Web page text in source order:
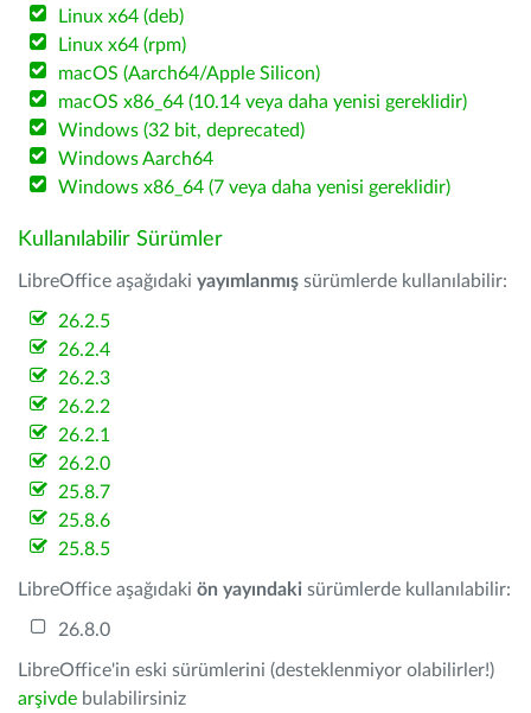
Linux x64 (deb)
Linux x64 (rpm)
macOS (Aarch64/Apple Silicon)
macOS x86_64 (10.14 veya daha yenisi gereklidir)
Windows (32 bit, deprecated)
Windows Aarch64
Windows x86_64 (7 veya daha yenisi gereklidir)
Kullanılabilir Sürümler
LibreOffice aşağıdaki yayımlanmış sürümlerde kullanılabilir:
26.2.5
26.2.4
26.2.3
26.2.2
26.2.1
26.2.0
25.8.7
25.8.6
25.8.5
LibreOffice aşağıdaki ön yayındaki sürümlerde kullanılabilir:
26.8.0
LibreOffice'in eski sürümlerini (desteklenmiyor olabilirler!)
arşivde bulabilirsiniz